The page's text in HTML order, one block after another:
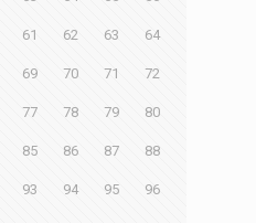
61 62 63 64
69 70 71 72
77 78 79 80
85 86 87 88
93 94 95 96